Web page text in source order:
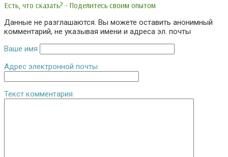
Есть, что сказать? - Поделитесь своим опытом
Данные не разглашаются. Вы можете оставить анонимный
комментарий, не указывая имени и адреса эл. почты
Ваше имя
Адрес электронной почты
Текст комментария